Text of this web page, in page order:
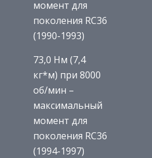
момент для
поколения RC36
(1990-1993)
73,0 Нм (7,4
кг*м) при 8000
об/мин –
максимальный
момент для
поколения RC36
(1994-1997)